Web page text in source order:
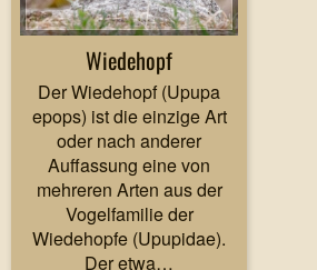
Wiedehopf
Der Wiedehopf (Upupa
epops) ist die einzige Art
oder nach anderer
Auffassung eine von
mehreren Arten aus der
Vogelfamilie der
Wiedehopfe (Upupidae).
Der etwa…